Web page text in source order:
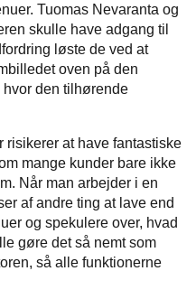
Tuomas Nevaranta og
skulle have adgang til
løste de ved at
oven på den
hvor den tilhørende
risikerer at have fantastiske
mange kunder bare ikke
Når man arbejder i en
af andre ting at lave end
og spekulere over, hvad
gøre det så nemt som
så alle funktionerne